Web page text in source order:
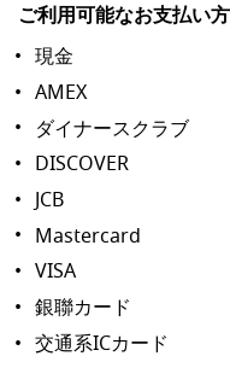
ご利用可能なお支払い
現金
AMEX
ダイナースクラブ
DISCOVER
JCB
Mastercard
VISA
銀聯カード
交通系ICカード